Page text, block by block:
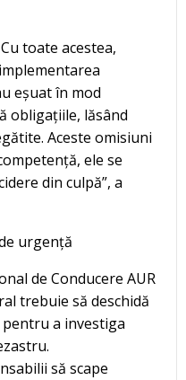
toate acestea,
eșuat în mod
obligațiile, lăsând
Aceste omisiuni
ele se
din culpă”, a
urgență
de Conducere AUR
trebuie să deschidă
a investiga
să scape